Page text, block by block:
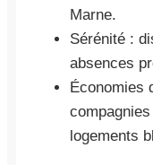
Marne.
Sérénité :
absences
Économies
logements